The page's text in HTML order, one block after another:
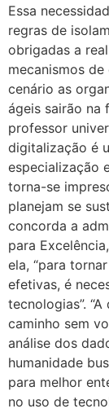
Essa
regras de
obrigadas a
mecanismos
cenário as
ágeis sairão na
professor
digitalização é
especialização
torna-se
planejam se
concorda a
para
ela, “para
efetivas, é
tecnologias”.
caminho sem
análise dos
humanidade
para melhor
no uso de